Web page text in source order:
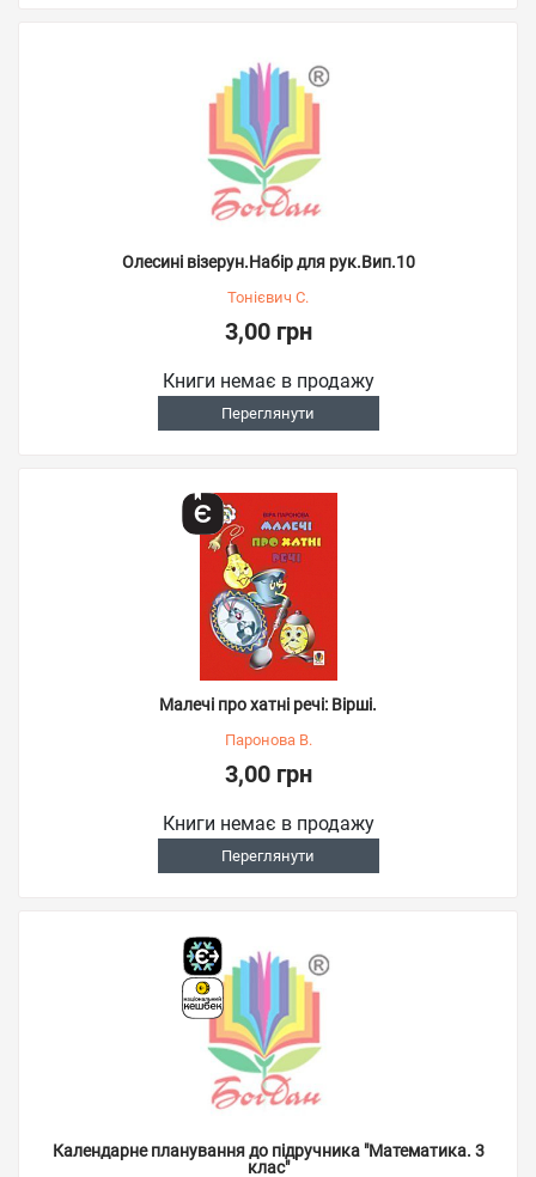
Олесині візерун.Набір для рук.Вип.10
Тонієвич С.
3,00 грн
Книги немає в продажу
Переглянути
Малечі про хатні речі: Вірші.
Паронова В.
3,00 грн
Книги немає в продажу
Переглянути
Календарне планування до підручника "Математика. 3
клас"